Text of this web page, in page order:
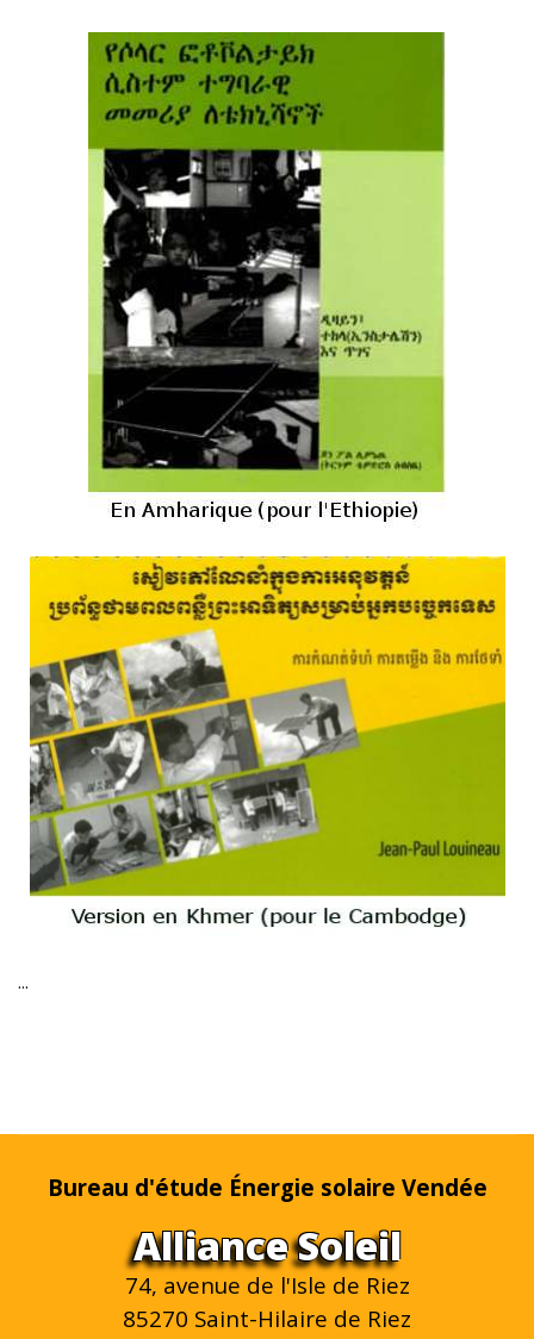
...
Bureau d'étude Énergie solaire Vendée
Alliance Soleil
74, avenue de l'Isle de Riez
85270 Saint-Hilaire de Riez